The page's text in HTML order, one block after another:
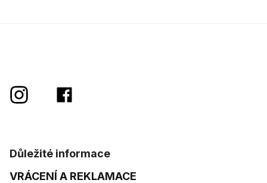
Důležité informace
VRÁCENÍ A REKLAMACE